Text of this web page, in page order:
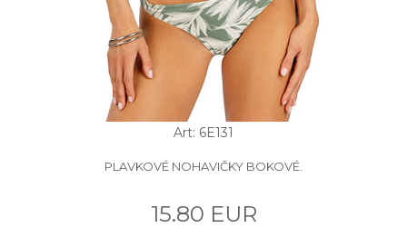
Art: 6E131
PLAVKOVÉ NOHAVIČKY BOKOVÉ.
15.80 EUR